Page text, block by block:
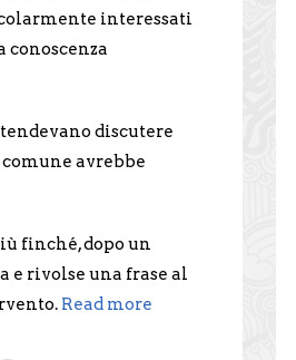
interessati
conoscenza
discutere
avrebbe
finché, dopo un
e rivolse una frase al
Read more